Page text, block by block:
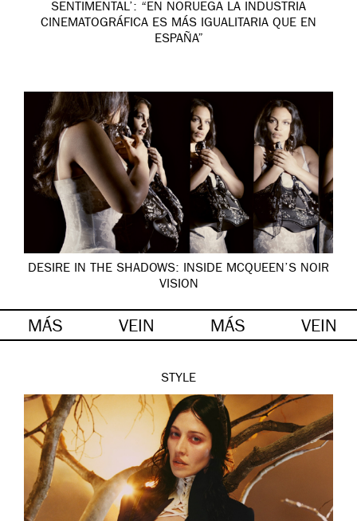
SENTIMENTAL’: “EN NORUEGA LA INDUSTRIA
CINEMATOGRÁFICA ES MÁS IGUALITARIA QUE EN
ESPAÑA”
DESIRE IN THE SHADOWS: INSIDE MCQUEEN’S NOIR
VISION
MÁS VEIN MÁS VEIN
STYLE